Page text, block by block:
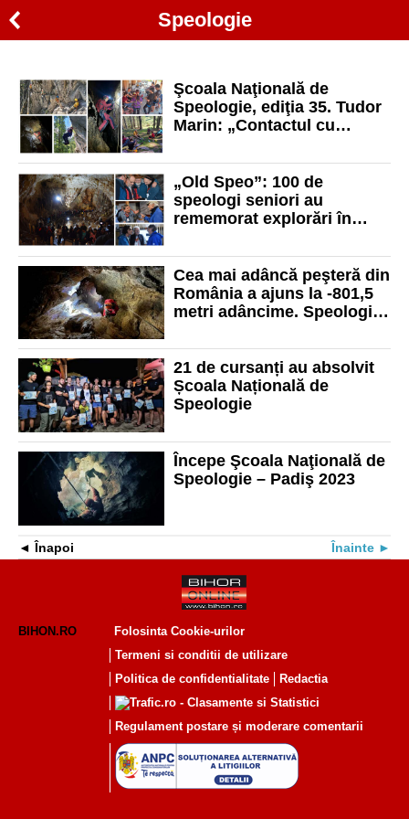
Speologie
Şcoala Naţională de
Speologie, ediţia 35. Tudor
Marin: „Contactul cu
încrezător în viitorul
speologiei din România”
„Old Speo”: 100 de
speologi seniori au
rememorat explorări în
lume
Cea mai adâncă peşteră din
România a ajuns la -801,5
metri adâncime. Speologii
consecutive sub pământ
21 de cursanți au absolvit
Școala Națională de
Speologie
Începe Şcoala Naţională de
Speologie – Padiş 2023
Înapoi Înainte
BIHON.RO
Folosinta Cookie-urilor
Termeni si conditii de utilizare
Politica de confidentialitate
Redactia
Regulament postare și moderare comentarii